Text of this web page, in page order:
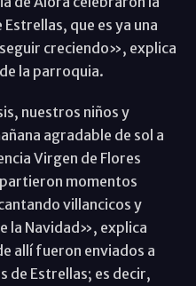
que es ya una
creciendo», explica
la parroquia.
nuestros niños y
agradable de sol a
Virgen de Flores
momentos
villancicos y
la Navidad», explica
allí fueron enviados a
de Estrellas; es decir,